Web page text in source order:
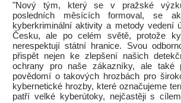
"Nový tým, který se v pražské
posledních měsících formoval, se
kyberkriminální aktivity a metody vedení
Česku, ale po celém světě, protože
nerespektují státní hranice. Svou
přispět nejen ke zlepšení našich
ochrany pro naše zákazníky, ale také
povědomí o takových hrozbách pro
kybernetické hrozby, které označujeme
patří velké kyberútoky, nejčastěji s